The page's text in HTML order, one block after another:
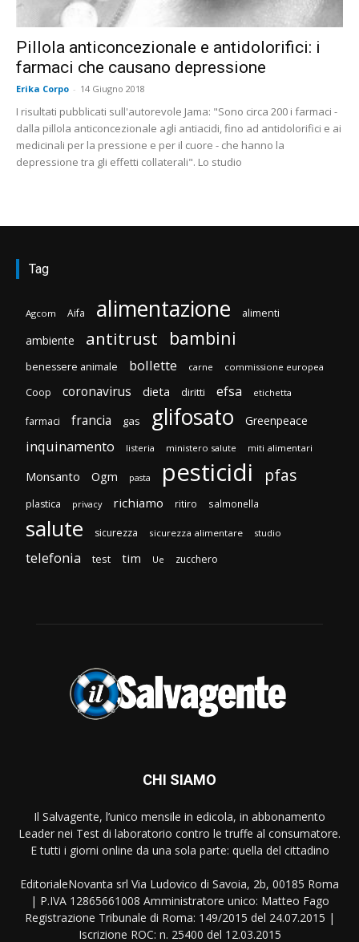
Pillola anticoncezionale e antidolorifici: i
farmaci che causano depressione
Erika Corpo - 14 Giugno 2018
I risultati pubblicati sull'autorevole Jama: "Sono circa 200 i farmaci -
dalla pillola anticoncezionale agli antiacidi, fino ad antidolorifici e ai
medicinali per la pressione e per il cuore - che hanno la
depressione tra gli effetti collaterali". Lo studio
Tag
Agcom Aifa alimentazione alimenti
ambiente antitrust bambini
benessere animale bollette carne commissione europea
Coop coronavirus dieta diritti efsa etichetta
farmaci francia gas glifosato Greenpeace
inquinamento listeria ministero salute miti alimentari
Monsanto Ogm pasta pesticidi pfas
plastica privacy richiamo ritiro salmonella
salute sicurezza sicurezza alimentare studio
telefonia test tim Ue zucchero
CHI SIAMO
Il Salvagente, l’unico mensile in edicola, in abbonamento
Leader nei Test di laboratorio contro le truffe al consumatore.
E tutti i giorni online da una sola parte: quella del cittadino
EditorialeNovanta srl Via Ludovico di Savoia, 2b, 00185 Roma
| P.IVA 12865661008 Amministratore unico: Matteo Fago
Registrazione Tribunale di Roma: 149/2015 del 24.07.2015 |
Iscrizione ROC: n. 25400 del 12.03.2015